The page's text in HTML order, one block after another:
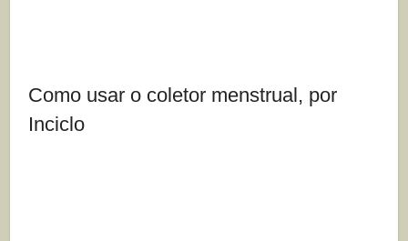
Como usar o coletor menstrual, por
Inciclo